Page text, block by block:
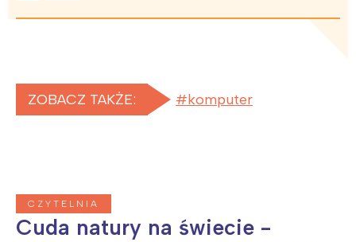
ZOBACZ TAKŻE: komputer
CZYTELNIA
Cuda natury na świecie -